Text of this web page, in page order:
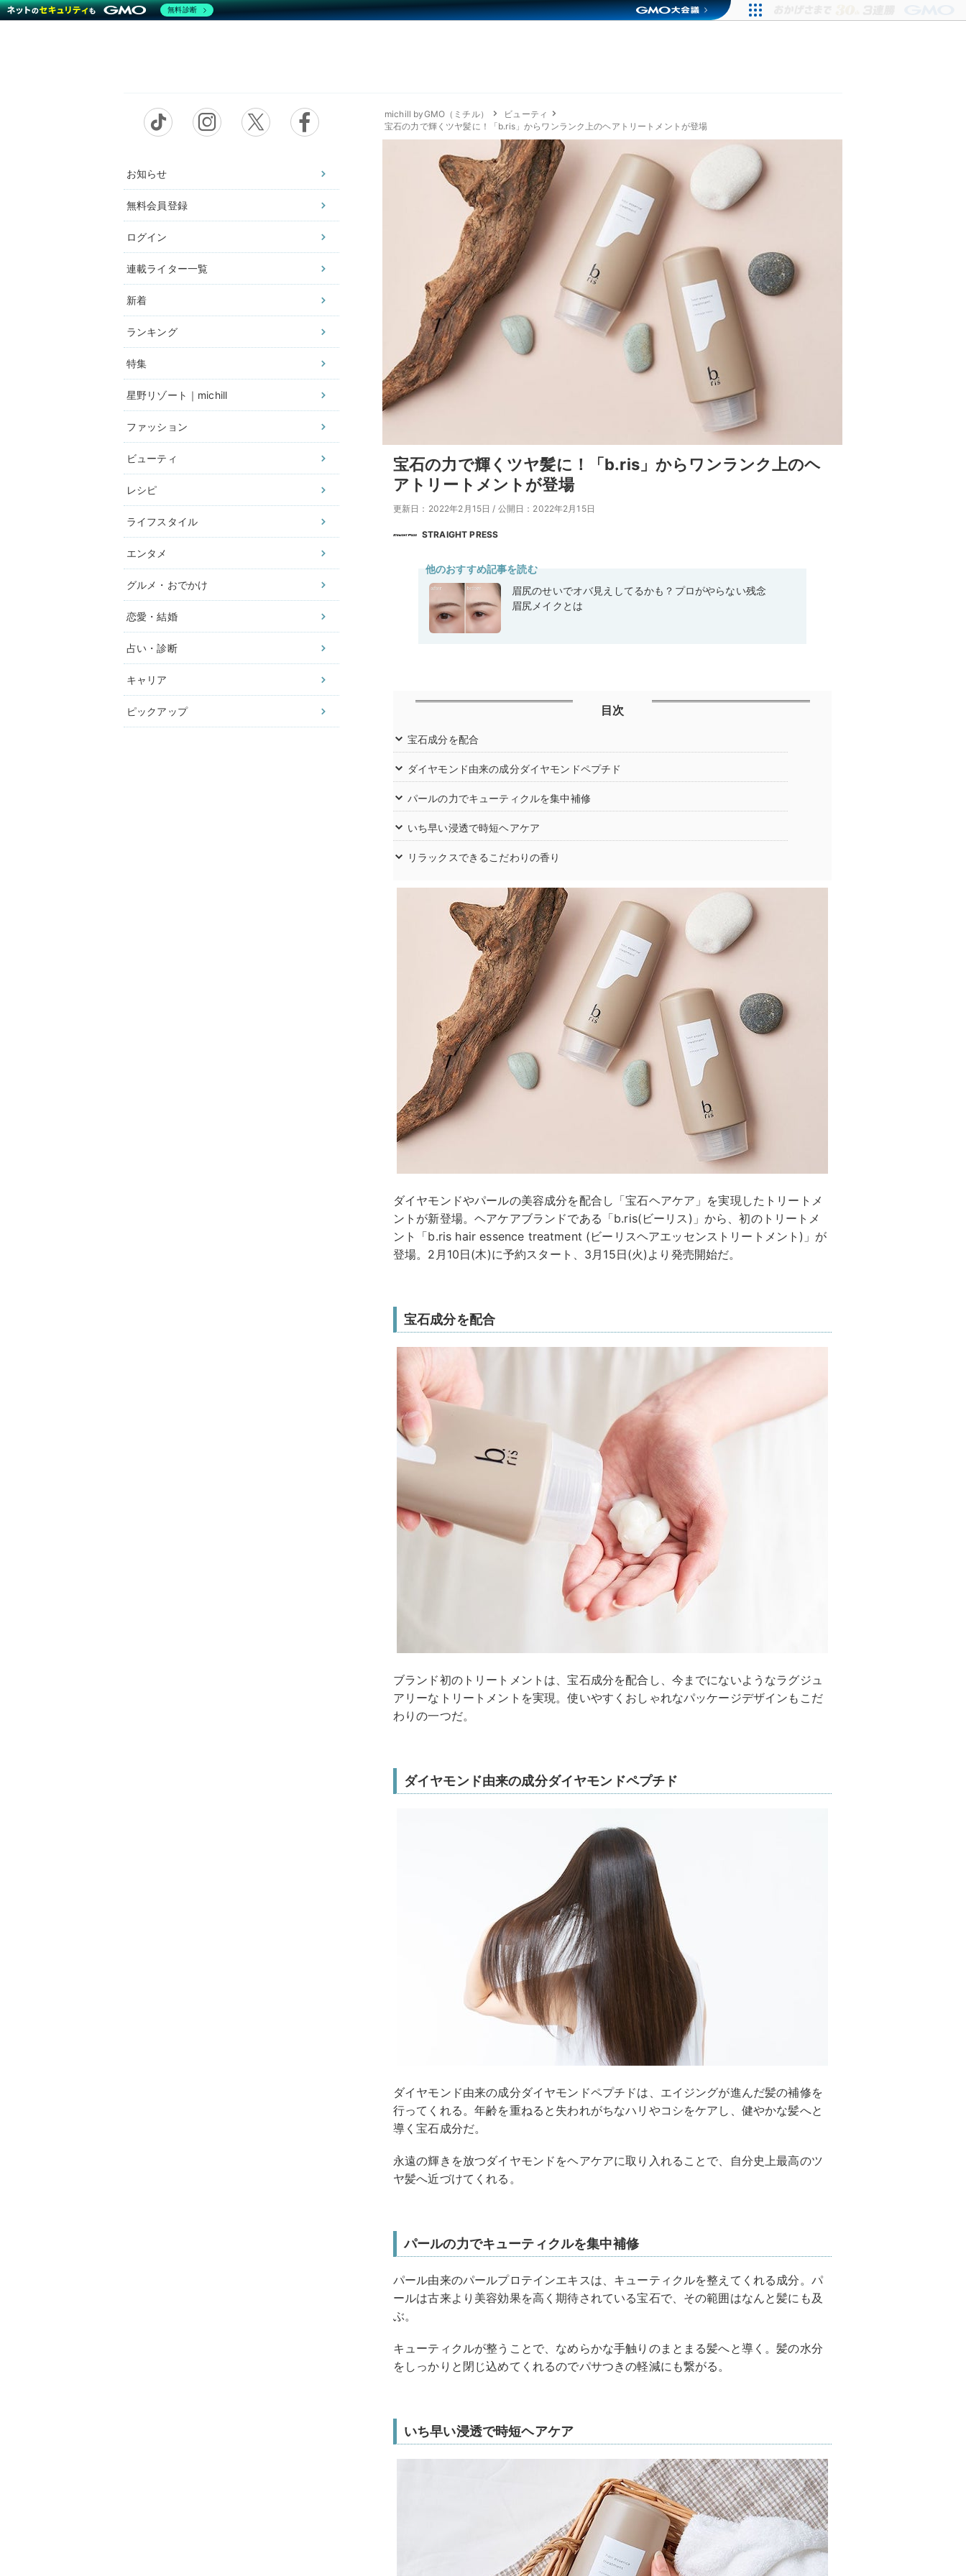
お知らせ
無料会員登録
ログイン
連載ライター一覧
新着
ランキング
特集
星野リゾート｜michill
ファッション
ビューティ
レシピ
ライフスタイル
エンタメ
グルメ・おでかけ
恋愛・結婚
占い・診断
キャリア
ピックアップ
michill byGMO（ミチル）
ビューティ
宝石の力で輝くツヤ髪に！「b.ris」からワンランク上のヘアトリートメントが登場
宝石の力で輝くツヤ髪に！「b.ris」からワンランク上のヘ
アトリートメントが登場
更新日：2022年2月15日 / 公開日：2022年2月15日
STRAIGHT PRESS
他のおすすめ記事を読む
眉尻のせいでオバ見えしてるかも？プロがやらない残念
眉尻メイクとは
目次
宝石成分を配合
ダイヤモンド由来の成分ダイヤモンドペプチド
パールの力でキューティクルを集中補修
いち早い浸透で時短ヘアケア
リラックスできるこだわりの香り
ダイヤモンドやパールの美容成分を配合し「宝石ヘアケア」を実現したトリートメ
ントが新登場。ヘアケアブランドである「b.ris(ビーリス)」から、初のトリートメ
ント「b.ris hair essence treatment (ビーリスヘアエッセンストリートメント)」が
登場。2月10日(木)に予約スタート、3月15日(火)より発売開始だ。
宝石成分を配合
ブランド初のトリートメントは、宝石成分を配合し、今までにないようなラグジュ
アリーなトリートメントを実現。使いやすくおしゃれなパッケージデザインもこだ
わりの一つだ。
ダイヤモンド由来の成分ダイヤモンドペプチド
ダイヤモンド由来の成分ダイヤモンドペプチドは、エイジングが進んだ髪の補修を
行ってくれる。年齢を重ねると失われがちなハリやコシをケアし、健やかな髪へと
導く宝石成分だ。
永遠の輝きを放つダイヤモンドをヘアケアに取り入れることで、自分史上最高のツ
ヤ髪へ近づけてくれる。
パールの力でキューティクルを集中補修
パール由来のパールプロテインエキスは、キューティクルを整えてくれる成分。パ
ールは古来より美容効果を高く期待されている宝石で、その範囲はなんと髪にも及
ぶ。
キューティクルが整うことで、なめらかな手触りのまとまる髪へと導く。髪の水分
をしっかりと閉じ込めてくれるのでパサつきの軽減にも繋がる。
いち早い浸透で時短ヘアケア
無料診断